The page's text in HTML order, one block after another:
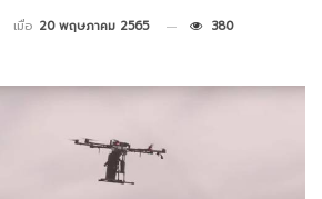
เมื่อ 20 พฤษภาคม 2565 380